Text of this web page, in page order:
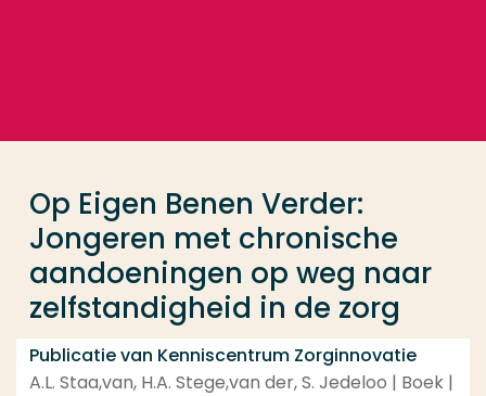
Op Eigen Benen Verder:
Jongeren met chronische
aandoeningen op weg naar
zelfstandigheid in de zorg
Publicatie van Kenniscentrum Zorginnovatie
A.L. Staa,van, H.A. Stege,van der, S. Jedeloo | Boek |
Opleiding
Contact